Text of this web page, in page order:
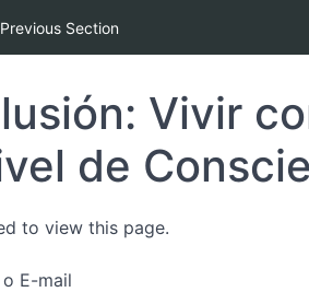
del Mundo”
Previous Section
Vivir
de
to view this page.
E-mail